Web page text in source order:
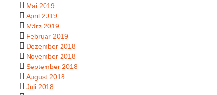
Mai 2019
April 2019
März 2019
Februar 2019
Dezember 2018
November 2018
September 2018
August 2018
Juli 2018